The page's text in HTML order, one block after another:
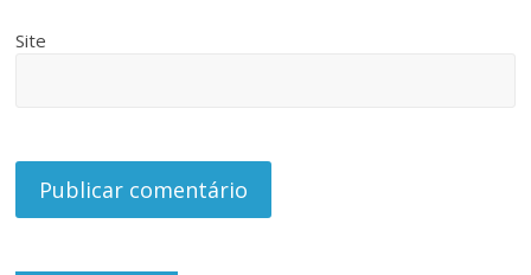
Site